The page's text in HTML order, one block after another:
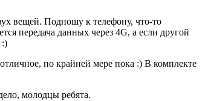
вещей. Подношу к телефону, что-то
передача данных через 4G, а если другой
:)
по крайней мере пока :) В комплекте
молодцы ребята.